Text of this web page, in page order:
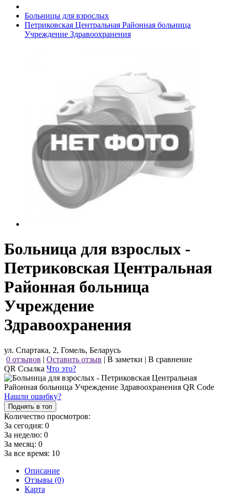
Больницы для взрослых
Петриковская Центральная Районная больница
Учреждение Здравоохранения
Больница для взрослых -
Петриковская Центральная
Районная больница
Учреждение
Здравоохранения
ул. Спартака, 2, Гомель, Беларусь
0 отзывов | Оставить отзыв | В заметки | В сравнение
QR Ссылка Что это?
Нашли ошибку?
Поднять в топ
Количество просмотров:
За сегодня: 0
За неделю: 0
За месяц: 0
За все время: 10
Описание
Отзывы (0)
Карта